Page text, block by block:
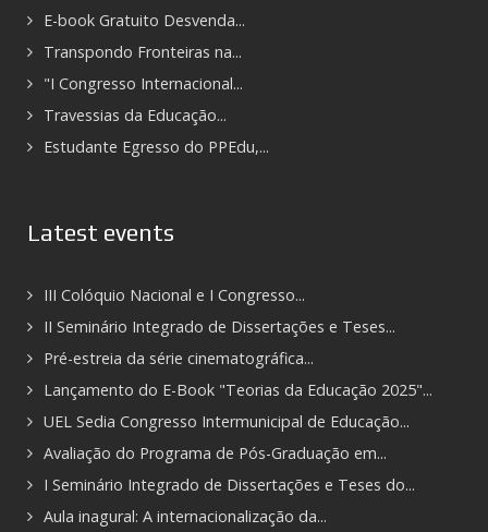
E-book Gratuito Desvenda...
Transpondo Fronteiras na...
"I Congresso Internacional...
Travessias da Educação...
Estudante Egresso do PPEdu,...
Latest events
III Colóquio Nacional e I Congresso...
II Seminário Integrado de Dissertações e Teses...
Pré-estreia da série cinematográfica...
Lançamento do E-Book "Teorias da Educação 2025"...
UEL Sedia Congresso Intermunicipal de Educação...
Avaliação do Programa de Pós-Graduação em...
I Seminário Integrado de Dissertações e Teses do...
Aula inagural: A internacionalização da...